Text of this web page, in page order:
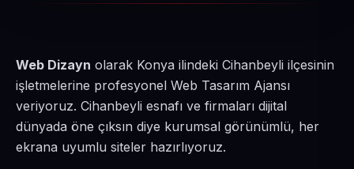
Web Dizayn olarak Konya ilindeki Cihanbeyli ilçesinin
işletmelerine profesyonel Web Tasarım Ajansı
veriyoruz. Cihanbeyli esnafı ve firmaları dijital
dünyada öne çıksın diye kurumsal görünümlü, her
ekrana uyumlu siteler hazırlıyoruz.